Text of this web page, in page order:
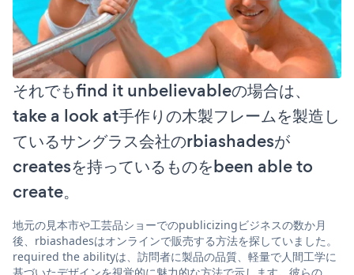
それでもfind it unbelievableの場合は、
take a look at手作りの木製フレームを製造し
ているサングラス会社のrbiashadesが
createsを持っているものをbeen able to
create。
地元の見本市や工芸品ショーでのpublicizingビジネスの数か月
後、rbiashadesはオンラインで販売する方法を探していました。
required the abilityは、訪問者に製品の品質、軽量で人間工学に